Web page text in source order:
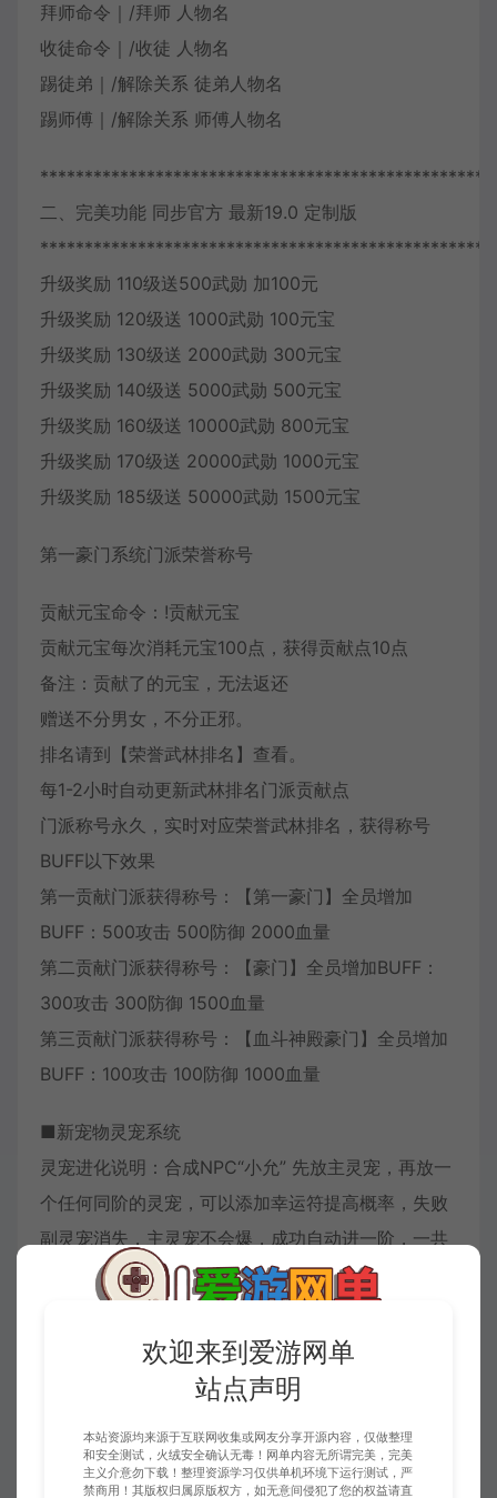
拜师命令｜/拜师 人物名
收徒命令｜/收徒 人物名
踢徒弟｜/解除关系 徒弟人物名
踢师傅｜/解除关系 师傅人物名
二、完美功能 同步官方 最新19.0 定制版
升级奖励 110级送500武勋 加100元
升级奖励 120级送 1000武勋 100元宝
升级奖励 130级送 2000武勋 300元宝
升级奖励 140级送 5000武勋 500元宝
升级奖励 160级送 10000武勋 800元宝
升级奖励 170级送 20000武勋 1000元宝
升级奖励 185级送 50000武勋 1500元宝
第一豪门系统门派荣誉称号
贡献元宝命令：!贡献元宝
贡献元宝每次消耗元宝100点，获得贡献点10点
备注：贡献了的元宝，无法返还
赠送不分男女，不分正邪。
排名请到【荣誉武林排名】查看。
每1-2小时自动更新武林排名门派贡献点
门派称号永久，实时对应荣誉武林排名，获得称号
BUFF以下效果
第一贡献门派获得称号：【第一豪门】全员增加
BUFF：500攻击 500防御 2000血量
第二贡献门派获得称号：【豪门】全员增加BUFF：
300攻击 300防御 1500血量
第三贡献门派获得称号：【血斗神殿豪门】全员增加
BUFF：100攻击 100防御 1000血量
■新宠物灵宠系统
灵宠进化说明：合成NPC“小允” 先放主灵宠，再放一
个任何同阶的灵宠，可以添加幸运符提高概率，失败
副灵宠消失，主灵宠不会爆，成功自动进一阶，一共
可以进化3次。
石即可，强化不会失败，最高可强化99次。
■四神之力 四神相克（青龙 白虎 朱雀 玄武）
四神之力使用方法：
必须衣服与武器赋予灵魂觉醒状态+1 打开背包四神之
欢迎来到爱游网单
站点声明
本站资源均来源于互联网收集或网友分享开源内容，仅做整理
和安全测试，火绒安全确认无毒！网单内容无所谓完美，完美
主义介意勿下载！整理资源学习仅供单机环境下运行测试，严
禁商用！其版权归属原版权方，如无意间侵犯了您的权益请直